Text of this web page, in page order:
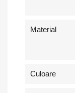
Material
Culoare